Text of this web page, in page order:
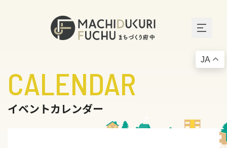
CALENDAR
イベントカレンダー
JA